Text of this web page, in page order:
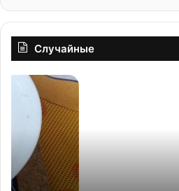
Случайные
Блины
припеком
фарша
яйцом.
Рецепт